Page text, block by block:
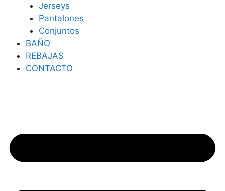
Jerseys
Pantalones
Conjuntos
BAÑO
REBAJAS
CONTACTO